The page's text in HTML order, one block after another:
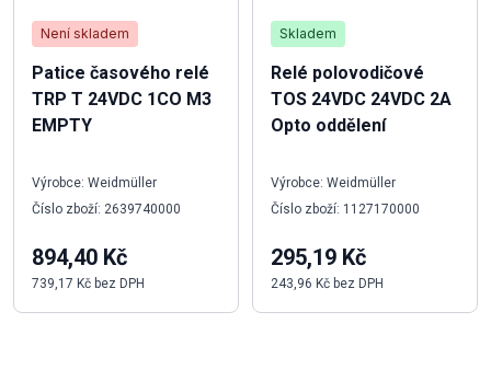
Není skladem
Patice časového relé
TRP T 24VDC 1CO M3
EMPTY
Výrobce: Weidmüller
Číslo zboží: 2639740000
894,40 Kč
739,17 Kč bez DPH
Skladem
Relé polovodičové
TOS 24VDC 24VDC 2A
Opto oddělení
Výrobce: Weidmüller
Číslo zboží: 1127170000
295,19 Kč
243,96 Kč bez DPH